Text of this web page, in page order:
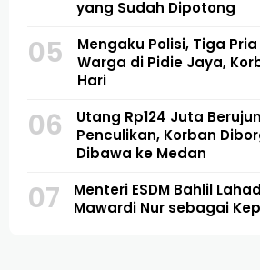
yang Sudah Dipotong
05
Mengaku Polisi, Tiga
Warga di Pidie Jaya,
Hari
06
Utang Rp124 Juta
Penculikan, Korban
Dibawa ke Medan
07
Menteri ESDM Bahlil
Mawardi Nur sebagai